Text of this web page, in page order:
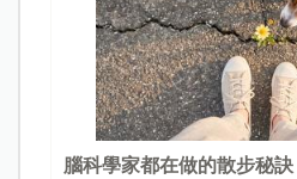
腦科學家都在做的散步秘